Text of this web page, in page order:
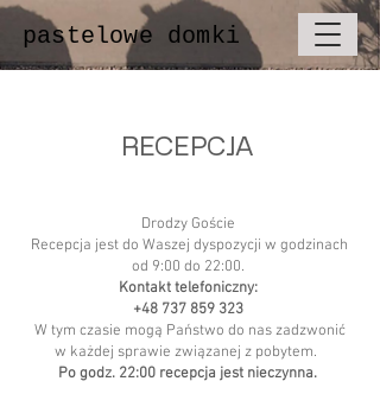
pastelowe domki
RECEPCJA
Drodzy Goście
Recepcja jest do Waszej dyspozycji w godzinach
od 9:00 do 22:00.
Kontakt telefoniczny:
+48 737 859 323
W tym czasie mogą Państwo do nas zadzwonić
w każdej sprawie związanej z pobytem.
Po godz. 22:00 recepcja jest nieczynna.